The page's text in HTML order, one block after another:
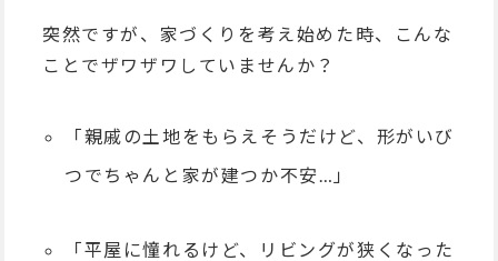
突然ですが、家づくりを考え始めた時、こんな
ことでザワザワしていませんか？
「親戚の土地をもらえそうだけど、形がいび
つでちゃんと家が建つか不安…」
「平屋に憧れるけど、リビングが狭くなった